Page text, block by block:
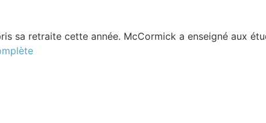
sa retraite cette année. McCormick a enseigné aux